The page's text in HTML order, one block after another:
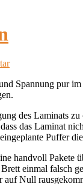
Spannung pur
des Laminats
das Laminat
Puffer
handvoll Pakete
einmal falsch
auf Null